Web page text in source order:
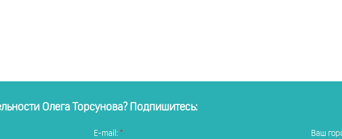
Олега Торсунова? Подпишитесь:
E-mail: Ваш